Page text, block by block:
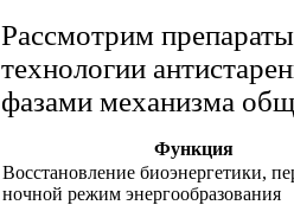
Рассмотрим
технологии
фазами механизма
Функция
Восстановление биоэнергетики,
ночной режим энергообразования